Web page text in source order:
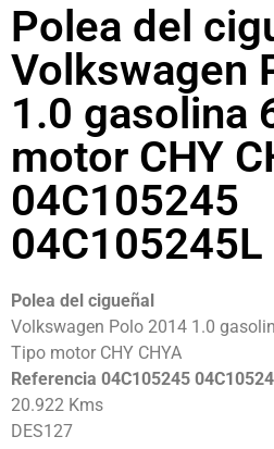
Polea del
Volkswagen
1.0 gasolina
motor CHY
04C105245
04C105245L
Polea del cigueñal
Volkswagen Polo 2014 1.0
Tipo motor CHY CHYA
Referencia 04C105245
20.922 Kms
DES127